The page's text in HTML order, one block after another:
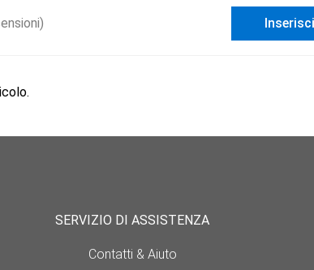
SERVIZIO DI ASSISTENZA
Contatti & Aiuto